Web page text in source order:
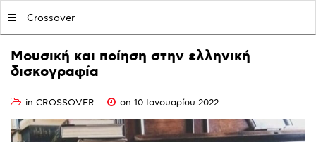
Crossover
Μουσική και ποίηση στην ελληνική
δισκογραφία
in CROSSOVER on 10 Ιανουαρίου 2022